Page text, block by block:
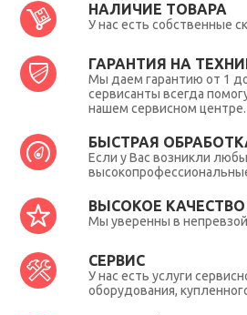
НАЛИЧИЕ ТОВАРА
У нас есть собственные
ГАРАНТИЯ НА
Мы даем гарантию от 1 до
сервисанты всегда
нашем сервисном центре.
БЫСТРАЯ
Если у Вас возникли
ВЫСОКОЕ
Мы уверенны в
СЕРВИС
У нас есть услуги
оборудования,